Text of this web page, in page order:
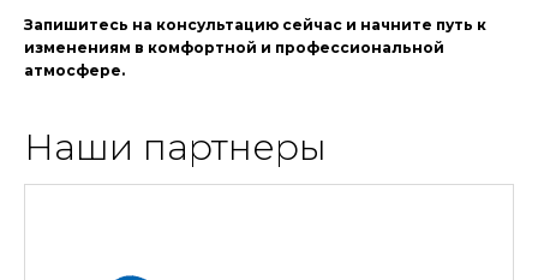
Запишитесь на консультацию сейчас и начните путь к
изменениям в комфортной и профессиональной
атмосфере.
Наши партнеры